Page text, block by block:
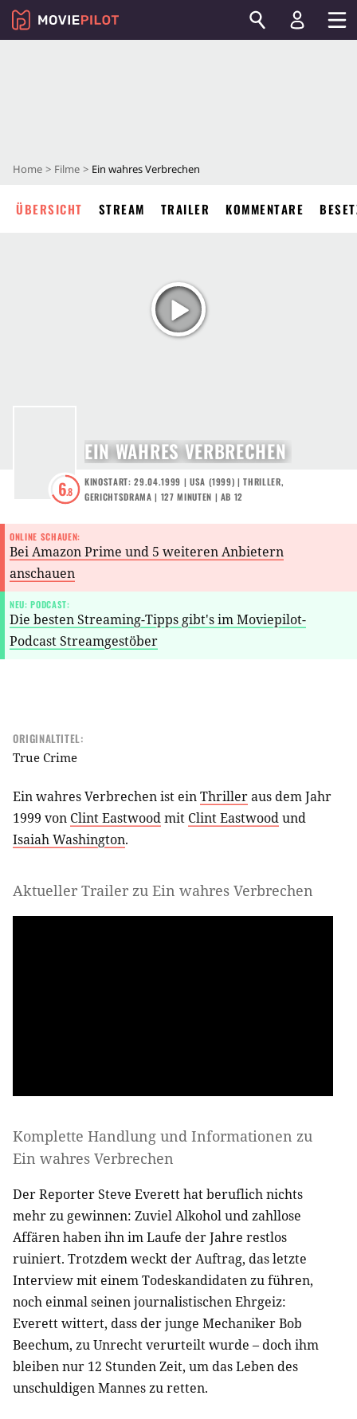
Home Filme Ein wahres Verbrechen
ÜBERSICHT STREAM TRAILER KOMMENTARE
6.8
EIN WAHRES VERBRECHEN
KINOSTART: 29.04.1999 | USA (1999) |THRILLER,
GERICHTSDRAMA | 127 MINUTEN | AB 12
ONLINE SCHAUEN:
Bei Amazon Prime und 5 weiteren Anbietern
anschauen
NEU: PODCAST:
Die besten Streaming-Tipps gibt's im Moviepilot-
Podcast Streamgestöber
ORIGINALTITEL:
True Crime
Ein wahres Verbrechen ist einThrilleraus dem Jahr
1999 von Clint Eastwoodmit Clint Eastwoodund
Isaiah Washington.
Aktueller Trailer zu Ein wahres Verbrechen
Komplette Handlung und Informationen zu
Ein wahres Verbrechen
Der Reporter Steve Everett hat beruflich nichts
mehr zu gewinnen: Zuviel Alkohol und zahllose
Affären haben ihn im Laufe der Jahre restlos
ruiniert. Trotzdem weckt der Auftrag, das letzte
Interview mit einem Todeskandidaten zu führen,
noch einmal seinen journalistischen Ehrgeiz:
Everett wittert, dass der junge Mechaniker Bob
Beechum, zu Unrecht verurteilt wurde – doch ihm
bleiben nur 12 Stunden Zeit, um das Leben des
unschuldigen Mannes zu retten.